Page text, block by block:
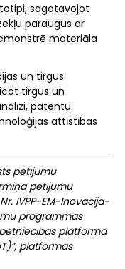
sagatavojot
paraugus ar
materiāla
un tirgus
tirgus un
patentu
attīstības
pētījumu
pētījumu
IVPP-EM-Inovācija-
programmas
platforma
platformas